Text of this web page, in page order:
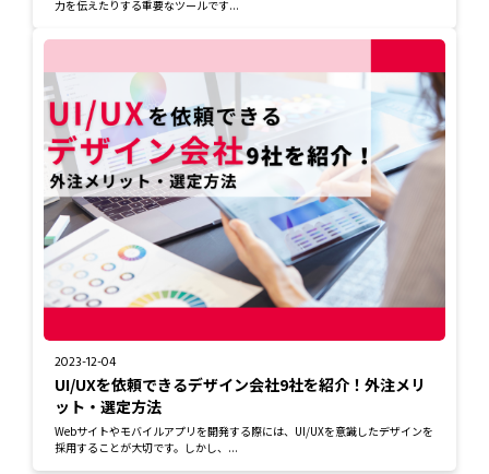
力を伝えたりする重要なツールです...
2023-12-04
UI/UXを依頼できるデザイン会社9社を紹介！外注メリ
ット・選定方法
Webサイトやモバイルアプリを開発する際には、UI/UXを意識したデザインを
採用することが大切です。しかし、...